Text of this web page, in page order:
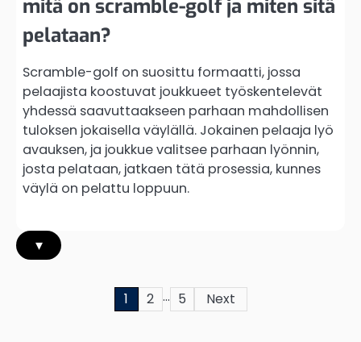
mitä on scramble-golf ja miten sitä
pelataan?
Scramble-golf on suosittu formaatti, jossa
pelaajista koostuvat joukkueet työskentelevät
yhdessä saavuttaakseen parhaan mahdollisen
tuloksen jokaisella väylällä. Jokainen pelaaja lyö
avauksen, ja joukkue valitsee parhaan lyönnin,
josta pelataan, jatkaen tätä prosessia, kunnes
väylä on pelattu loppuun.
▾
1 2 … 5 Next